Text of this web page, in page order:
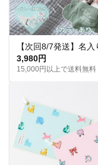
3,980円
15,000円以上で送料無料